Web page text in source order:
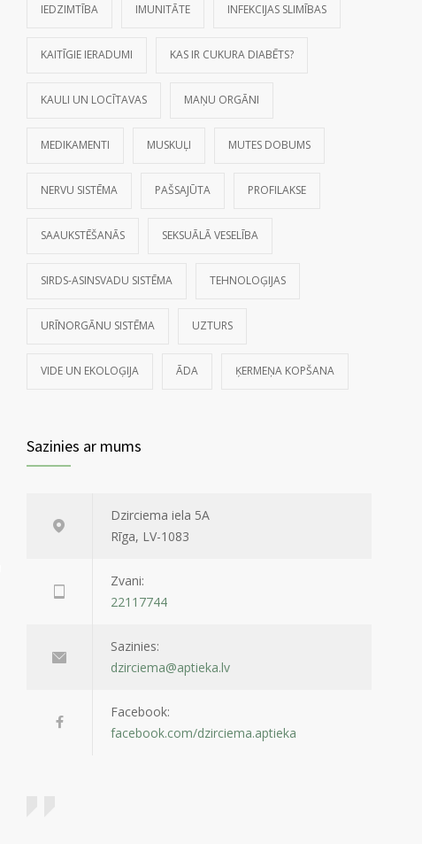
IEDZIMTĪBA IMUNITĀTE INFEKCIJAS SLIMĪBAS
KAITĪGIE IERADUMI KAS IR CUKURA DIABĒTS?
KAULI UN LOCĪTAVAS MAŅU ORGĀNI
MEDIKAMENTI MUSKUĻI MUTES DOBUMS
NERVU SISTĒMA PAŠSAJŪTA PROFILAKSE
SAAUKSTĒŠANĀS SEKSUĀLĀ VESELĪBA
SIRDS-ASINSVADU SISTĒMA TEHNOLOĢIJAS
URĪNORGĀNU SISTĒMA UZTURS
VIDE UN EKOLOĢIJA ĀDA ĶERMEŅA KOPŠANA
Sazinies ar mums
Dzirciema iela 5A
Rīga, LV-1083
Zvani:
22117744
Sazinies:
dzirciema@aptieka.lv
Facebook:
facebook.com/dzirciema.aptieka